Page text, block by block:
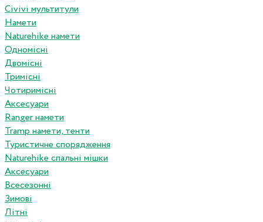
Civivi мультитули
Намети
Naturehike намети
Одномісні
Двомісні
Тримісні
Чотиримісні
Аксесуари
Ranger намети
Tramp намети, тенти
Туристичне спорядження
Naturehike спальні мішки
Аксесуари
Всесезонні
Зимові
Літні